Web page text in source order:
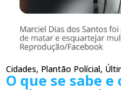
Cidades, Plantão Polícial,
O que se sabe